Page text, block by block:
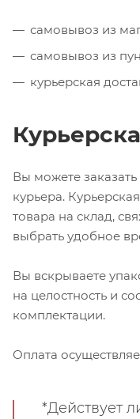
самовывоз из
самовывоз из
курьерская
Вы можете
курьера.
товара на склад,
выбрать удобное
Вы вскрываете
на целостность и
комплектации.
Оплата
*Действует